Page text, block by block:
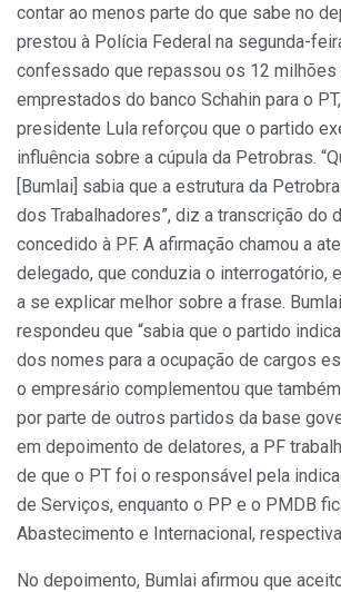
contar ao menos parte do que sabe no
prestou à Polícia Federal na segunda-
confessado que repassou os 12 milhões
emprestados do banco Schahin para o
presidente Lula reforçou que o partido
influência sobre a cúpula da Petrobras.
[Bumlai] sabia que a estrutura da
dos Trabalhadores”, diz a transcrição do
concedido à PF. A afirmação chamou a
delegado, que conduzia o interrogatório,
a se explicar melhor sobre a frase.
respondeu que “sabia que o partido
dos nomes para a ocupação de cargos
o empresário complementou que
por parte de outros partidos da base
em depoimento de delatores, a PF
de que o PT foi o responsável pela
de Serviços, enquanto o PP e o PMDB
Abastecimento e Internacional,
No depoimento, Bumlai afirmou que